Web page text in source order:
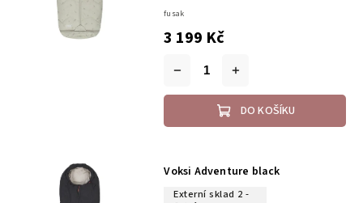
Abecedně
3 199 Kč
DO KOŠÍKU
fusak
Voksi Adventure black
Externí sklad 2 -